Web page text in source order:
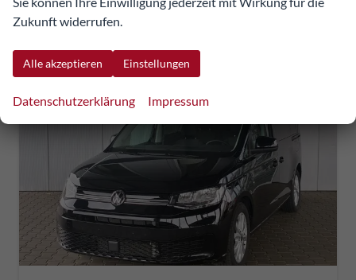
CO2 -Emissionen (gewichtet, kombiniert):12,00 g/km
Zukunft widerrufen.
Alle akzeptieren Einstellungen
Datenschutzerklärung Impressum